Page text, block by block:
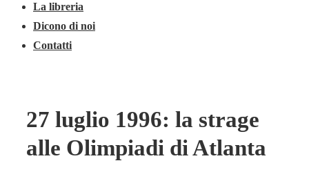
La libreria
Dicono di noi
Contatti
27 luglio 1996: la strage
alle Olimpiadi di Atlanta